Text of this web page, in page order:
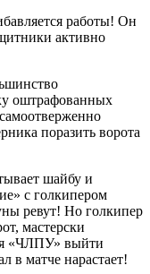
работы! Он
активно
оштрафованных
поразить ворота
шайбу и
с голкипером
ревут! Но голкипер
мастерски
«ЧЛПУ» выйти
в матче нарастает!